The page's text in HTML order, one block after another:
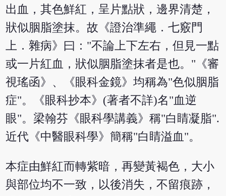
出血，其色鮮紅，呈片點狀，邊界清楚，
狀似胭脂塗抹。故《證治準繩．七竅門
上．雜病》曰："不論上下左右，但見一點
或一片紅血，狀似胭脂塗抹者是也。"《審
視瑤函》、《眼科金鏡》均稱為"色似胭脂
症"。《眼科抄本》(著者不詳)名"血逆
眼"。梁翰芬《眼科學講義》稱"白睛凝脂".
近代《中醫眼科學》簡稱"白睛溢血"。
本症由鮮紅而轉紫暗，再變黃褐色，大小
與部位均不一致，以後消失，不留痕跡，